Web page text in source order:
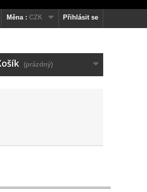
Přihlásit se
Měna : CZK
(prázdný)